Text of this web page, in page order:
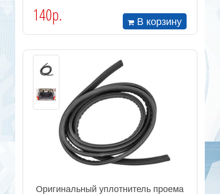
140р. В корзину
Оригинальный уплотнитель проема